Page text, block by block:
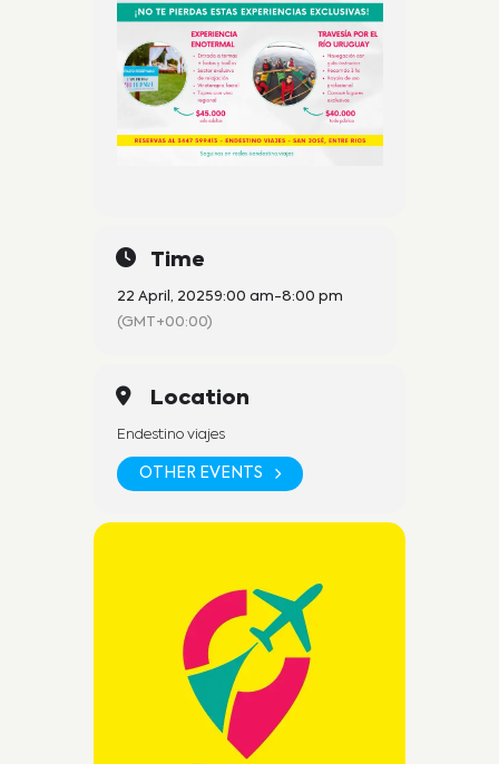
Time
22 April, 20259:00 am-8:00 pm
(GMT+00:00)
Location
Endestino viajes
OTHER EVENTS